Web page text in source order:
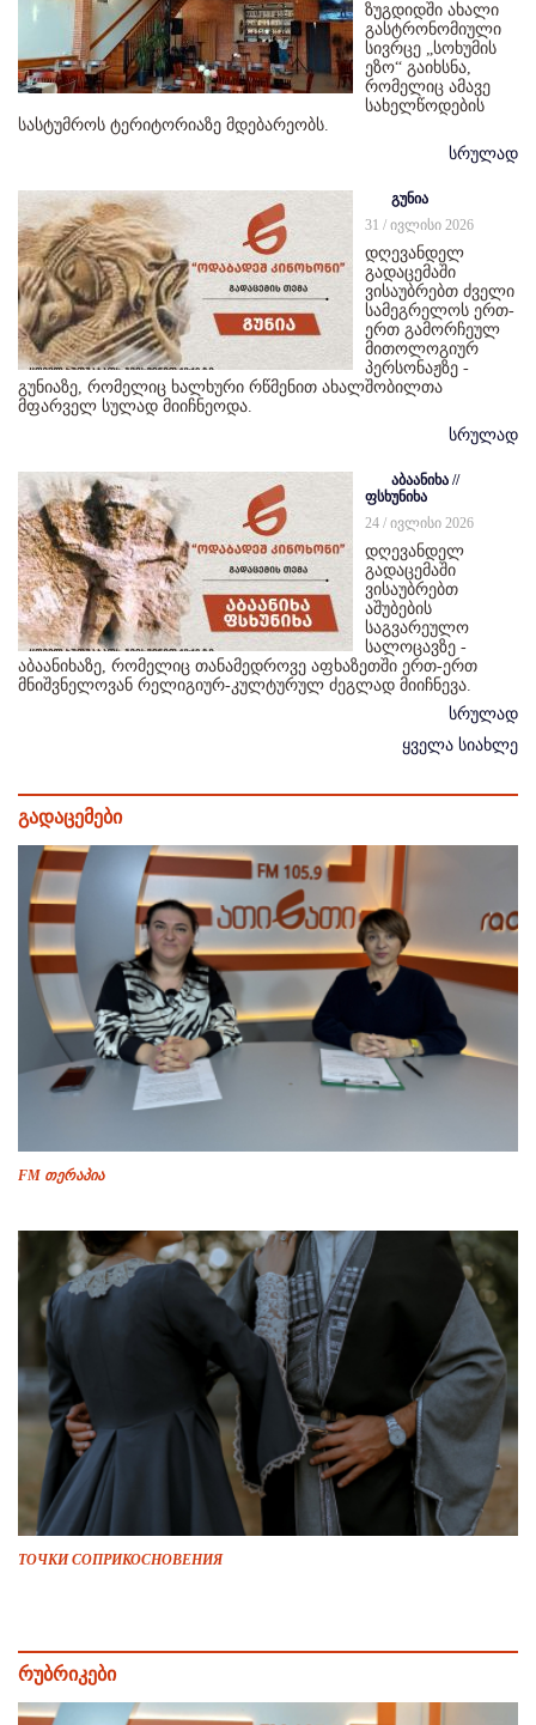
ზუგდიდში ახალი
გასტრონომიული
სივრცე „სოხუმის
ეზო“ გაიხსნა,
რომელიც ამავე
სახელწოდების
სასტუმროს ტერიტორიაზე მდებარეობს.
სრულად
გუნია
31 / ივლისი 2026
დღევანდელ
გადაცემაში
ვისაუბრებთ ძველი
სამეგრელოს ერთ-
ერთ გამორჩეულ
მითოლოგიურ
პერსონაჟზე -
გუნიაზე, რომელიც ხალხური რწმენით ახალშობილთა
მფარველ სულად მიიჩნეოდა.
სრულად
აბაანიხა //
ფსხუნიხა
24 / ივლისი 2026
დღევანდელ
გადაცემაში
ვისაუბრებთ
აშუბების
საგვარეულო
სალოცავზე -
აბაანიხაზე, რომელიც თანამედროვე აფხაზეთში ერთ-ერთ
მნიშვნელოვან რელიგიურ-კულტურულ ძეგლად მიიჩნევა.
სრულად
ყველა სიახლე
გადაცემები
FM თერაპია
ТОЧКИ СОПРИКОСНОВЕНИЯ
რუბრიკები